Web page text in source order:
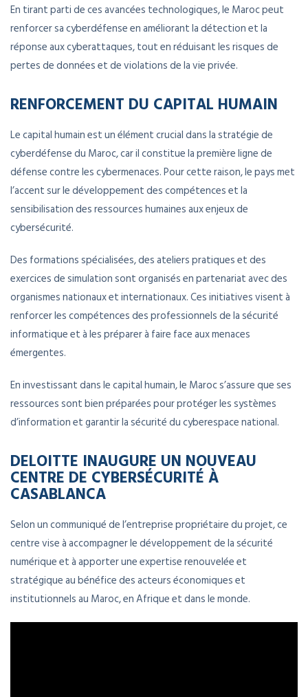
En tirant parti de ces avancées technologiques, le Maroc peut
renforcer sa cyberdéfense en améliorant la détection et la
réponse aux cyberattaques, tout en réduisant les risques de
pertes de données et de violations de la vie privée.
RENFORCEMENT DU CAPITAL HUMAIN
Le capital humain est un élément crucial dans la stratégie de
cyberdéfense du Maroc, car il constitue la première ligne de
défense contre les cybermenaces. Pour cette raison, le pays met
l’accent sur le développement des compétences et la
sensibilisation des ressources humaines aux enjeux de
cybersécurité.
Des formations spécialisées, des ateliers pratiques et des
exercices de simulation sont organisés en partenariat avec des
organismes nationaux et internationaux. Ces initiatives visent à
renforcer les compétences des professionnels de la sécurité
informatique et à les préparer à faire face aux menaces
émergentes.
En investissant dans le capital humain, le Maroc s’assure que ses
ressources sont bien préparées pour protéger les systèmes
d’information et garantir la sécurité du cyberespace national.
DELOITTE INAUGURE UN NOUVEAU
CENTRE DE CYBERSÉCURITÉ À
CASABLANCA
Selon un communiqué de l’entreprise propriétaire du projet, ce
centre vise à accompagner le développement de la sécurité
numérique et à apporter une expertise renouvelée et
stratégique au bénéfice des acteurs économiques et
institutionnels au Maroc, en Afrique et dans le monde.